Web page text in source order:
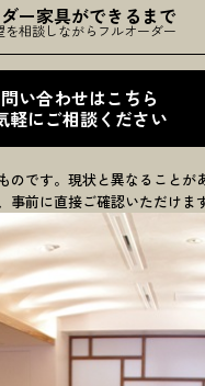
ー家具ができるまで
を相談しながらフルオーダー
い合わせはこちら
軽にご相談ください
のです。現状と異なることが
事前に直接ご確認いただけま